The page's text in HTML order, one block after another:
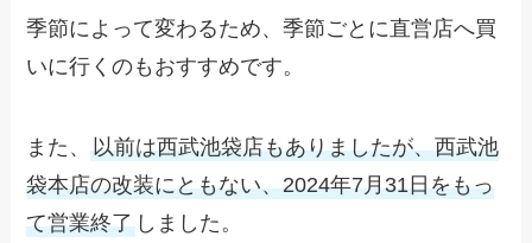
季節によって変わるため、季節ごとに直営店へ買
いに行くのもおすすめです。
また、以前は西武池袋店もありましたが、西武池
袋本店の改装にともない、2024年7月31日をもっ
て営業終了 しました。